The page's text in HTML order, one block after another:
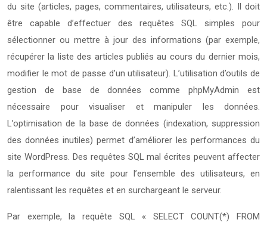
du site (articles, pages, commentaires, utilisateurs, etc.). Il doit
être capable d’effectuer des requêtes SQL simples pour
sélectionner ou mettre à jour des informations (par exemple,
récupérer la liste des articles publiés au cours du dernier mois,
modifier le mot de passe d’un utilisateur). L’utilisation d’outils de
gestion de base de données comme phpMyAdmin est
nécessaire pour visualiser et manipuler les données.
L’optimisation de la base de données (indexation, suppression
des données inutiles) permet d’améliorer les performances du
site WordPress. Des requêtes SQL mal écrites peuvent affecter
la performance du site pour l’ensemble des utilisateurs, en
ralentissant les requêtes et en surchargeant le serveur.
Par exemple, la requête SQL « SELECT COUNT(*) FROM